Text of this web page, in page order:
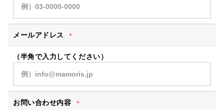
メールアドレス ＊
（半角で入力してください）
お問い合わせ内容 ＊